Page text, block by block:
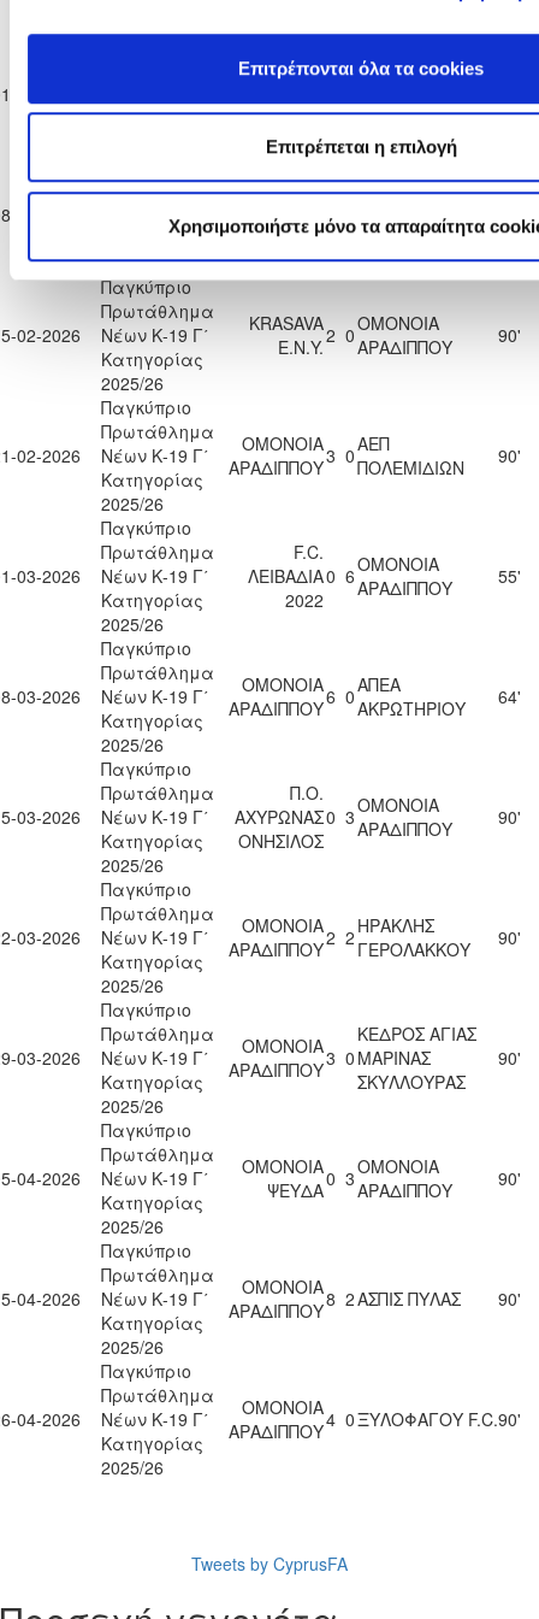
Επιτρέπονται όλα τα cookies
Επιτρέπεται η επιλογή
Χρησιμοποιήστε μόνο τα απαραίτητα
02-2026
Κατηγορίας
ΑΠΟΝΑ
ΑΝΑΓΥΙΑΣ
ΟΜΟΝΟΙΑ
ΑΡΑΔΙΠΠΟΥ
02-2026
Πρωτάθλημα
Νέων Κ-19 Γ΄
Κατηγορίας
2025/26
ΟΜΟΝΟΙΑ
ΑΡΑΔΙΠΠΟΥ 3 ΑΣΙΛ ΛΥΣΗΣ
02-2026
Παγκύπριο
Πρωτάθλημα
Νέων Κ-19 Γ΄
Κατηγορίας
2025/26
KRASAVA
Ε.Ν.Y.2 0ΟΜΟΝΟΙΑ
ΑΡΑΔΙΠΠΟΥ
90'
02-2026
Παγκύπριο
Πρωτάθλημα
Νέων Κ-19 Γ΄
Κατηγορίας
2025/26
ΟΜΟΝΟΙΑ
ΑΡΑΔΙΠΠΟΥ3 0ΑΕΠ
ΠΟΛΕΜΙΔΙΩΝ
90'
03-2026
Παγκύπριο
Πρωτάθλημα
Νέων Κ-19 Γ΄
Κατηγορίας
2025/26
F.C.
ΛΕΙΒΑΔΙΑ
2022
0 6ΟΜΟΝΟΙΑ
ΑΡΑΔΙΠΠΟΥ
55'
03-2026
Παγκύπριο
Πρωτάθλημα
Νέων Κ-19 Γ΄
Κατηγορίας
2025/26
ΟΜΟΝΟΙΑ
ΑΡΑΔΙΠΠΟΥ6 0ΑΠΕΑ
ΑΚΡΩΤΗΡΙΟΥ
64'
03-2026
Παγκύπριο
Πρωτάθλημα
Νέων Κ-19 Γ΄
Κατηγορίας
2025/26
Π.Ο.
ΑΧΥΡΩΝΑΣ
ΟΝΗΣΙΛΟΣ
0 3ΟΜΟΝΟΙΑ
ΑΡΑΔΙΠΠΟΥ
90'
03-2026
Παγκύπριο
Πρωτάθλημα
Νέων Κ-19 Γ΄
Κατηγορίας
2025/26
ΟΜΟΝΟΙΑ
ΑΡΑΔΙΠΠΟΥ2 2 ΗΡΑΚΛΗΣ
ΓΕΡΟΛΑΚΚΟΥ
90'
03-2026
Παγκύπριο
Πρωτάθλημα
Νέων Κ-19 Γ΄
Κατηγορίας
2025/26
ΟΜΟΝΟΙΑ
ΑΡΑΔΙΠΠΟΥ3 0
ΚΕΔΡΟΣ ΑΓΙΑΣ
ΜΑΡΙΝΑΣ
ΣΚΥΛΛΟΥΡΑΣ
90'
04-2026
Παγκύπριο
Πρωτάθλημα
Νέων Κ-19 Γ΄
Κατηγορίας
2025/26
ΟΜΟΝΟΙΑ
ΨΕΥΔΑ0 3ΟΜΟΝΟΙΑ
ΑΡΑΔΙΠΠΟΥ
90'
04-2026
Παγκύπριο
Πρωτάθλημα
Νέων Κ-19 Γ΄
Κατηγορίας
2025/26
ΟΜΟΝΟΙΑ
ΑΡΑΔΙΠΠΟΥ8 2ΑΣΠΙΣ ΠΥΛΑΣ 90'
04-2026
Παγκύπριο
Πρωτάθλημα
Νέων Κ-19 Γ΄
Κατηγορίας
2025/26
ΟΜΟΝΟΙΑ
ΑΡΑΔΙΠΠΟΥ4 0ΞΥΛΟΦΑΓΟΥ F.C.90'
Tweets by CyprusFA